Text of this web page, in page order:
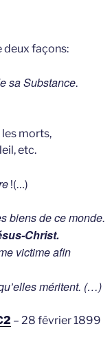
deux façons:
sa Substance.
morts,
etc.
!(…)
biens de ce monde.
Christ.
victime afin
méritent. (…)
– 28 février 1899